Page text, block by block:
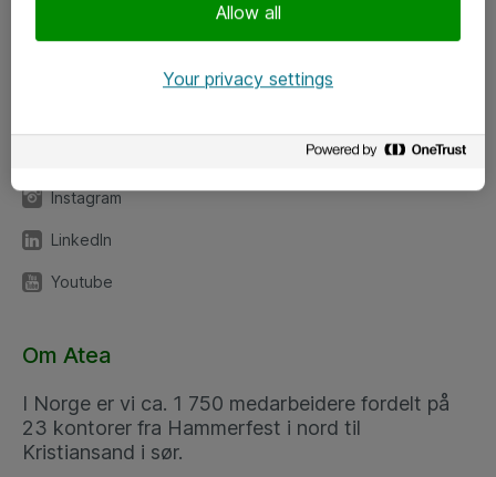
Instagram
LinkedIn
Youtube
Om Atea
I Norge er vi ca. 1 750 medarbeidere fordelt på
23 kontorer fra Hammerfest i nord til
Kristiansand i sør.
Allow all
Your privacy settings